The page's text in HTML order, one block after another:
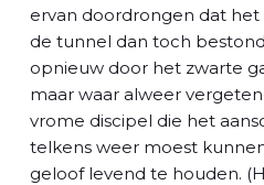
ervan doordrongen dat het
de tunnel dan toch
opnieuw door het zwarte
maar waar alweer
vrome discipel die het
telkens weer moest
geloof levend te houden.